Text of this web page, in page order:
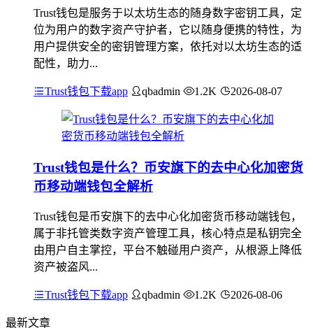
Trust钱包是服务于以太坊生态的随身数字密钥工具，定
位为用户的数字资产守护者，它以随身便携的特性，为
用户提供安全的密钥管理方案，依托对以太坊生态的适
配性，助力...
Trust钱包下载app qbadmin 1.2K 2026-08-07
Trust钱包是什么？币安旗下的去中心化加密货
币移动端钱包全解析
Trust钱包是币安旗下的去中心化加密货币移动端钱包，
属于非托管类数字资产管理工具，核心特点是私钥完全
由用户自主掌控，平台不触碰用户资产，从根源上降低
资产被盗风...
Trust钱包下载app qbadmin 1.2K 2026-08-06
最新文章